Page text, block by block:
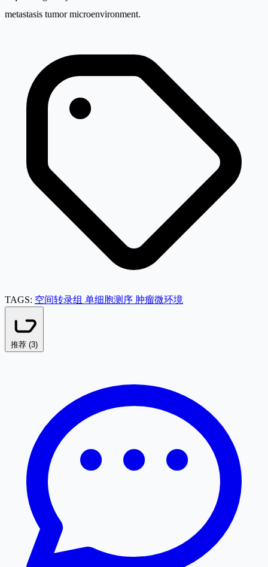
metastasis tumor microenvironment.
TAGS: 空间转录组 单细胞测序 肿瘤微环境
推荐 (3)